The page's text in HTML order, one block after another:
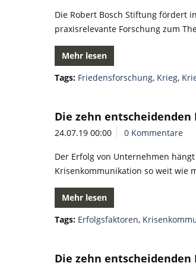
Die Robert Bosch Stiftung fördert
praxisrelevante Forschung zum
Mehr lesen
Tags: Friedensforschung, Krieg,
Die zehn
24.07.19 00:00 0 Kommentare
Der Erfolg von Unternehmen
Krisenkommunikation so weit wie
Mehr lesen
Tags: Erfolgsfaktoren,
Die zehn